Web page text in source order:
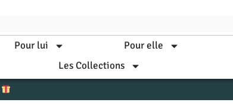
Pour lui Pour elle
Les Collections